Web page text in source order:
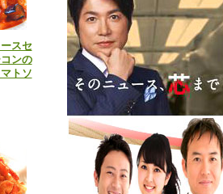
スセ
ンの
トソ